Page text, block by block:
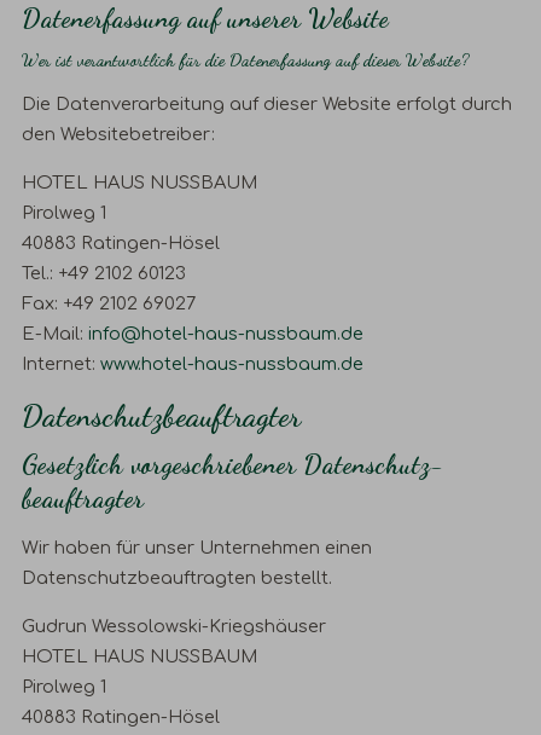
Datenerfassung auf unserer Website
Wer ist verantwortlich für die Datenerfassung auf dieser Website?
Die Datenverarbeitung auf dieser Website erfolgt durch
den Websitebetreiber:
HOTEL HAUS NUSSBAUM
Pirolweg 1
40883 Ratingen-Hösel
Tel.: +49 2102 60123
Fax: +49 2102 69027
E-Mail:info@hotel-haus-nussbaum.de
Internet:www.hotel-haus-nussbaum.de
Datenschutz­beauftragter
Gesetzlich vorgeschriebener Datenschutz­
beauftragter
Wir haben für unser Unternehmen einen
Datenschutzbeauftragten bestellt.
Gudrun Wessolowski-Kriegshäuser
HOTEL HAUS NUSSBAUM
Pirolweg 1
40883 Ratingen-Hösel